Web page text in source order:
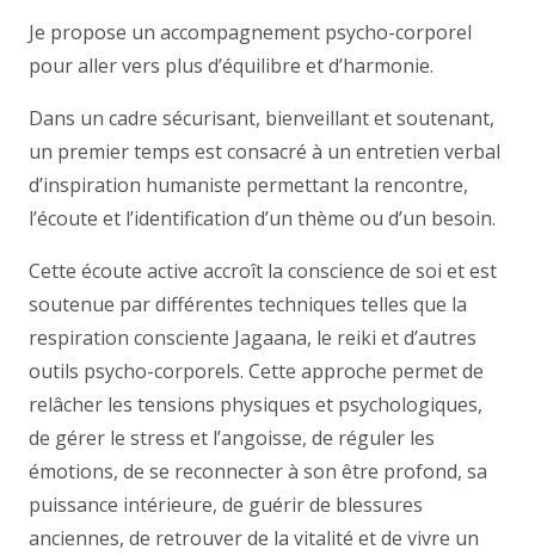
Je propose un accompagnement psycho-corporel
pour aller vers plus d’équilibre et d’harmonie.
Dans un cadre sécurisant, bienveillant et soutenant,
un premier temps est consacré à un entretien verbal
d’inspiration humaniste permettant la rencontre,
l’écoute et l’identification d’un thème ou d’un besoin.
Cette écoute active accroît la conscience de soi et est
soutenue par différentes techniques telles que la
respiration consciente Jagaana, le reiki et d’autres
outils psycho-corporels. Cette approche permet de
relâcher les tensions physiques et psychologiques,
de gérer le stress et l’angoisse, de réguler les
émotions, de se reconnecter à son être profond, sa
puissance intérieure, de guérir de blessures
anciennes, de retrouver de la vitalité et de vivre un